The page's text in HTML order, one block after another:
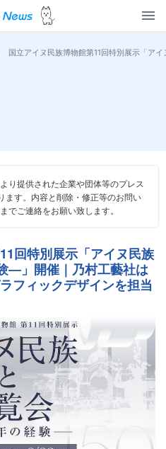
国立アイヌ民族博物館第11回特別展示「
より提供された企業や団体等のプレス
ます。内容と削除・修正等のお問い
までご連絡をお願い致します。
回特別展示「アイヌ民族
」開催｜乃村工藝社は
フィックデザインを担当